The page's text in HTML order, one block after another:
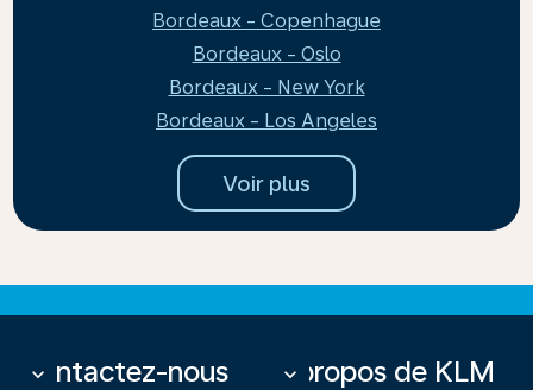
Bordeaux - Copenhague
Bordeaux - Oslo
Bordeaux - New York
Bordeaux - Los Angeles
Voir plus
Contactez-nous
keyboard_arrow_down À propos de KLM
keyboard_arrow_down